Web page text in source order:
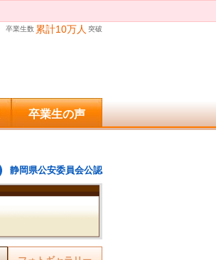
卒業生数 累計10万人 突破
卒業生の声
静岡県公安委員会公認